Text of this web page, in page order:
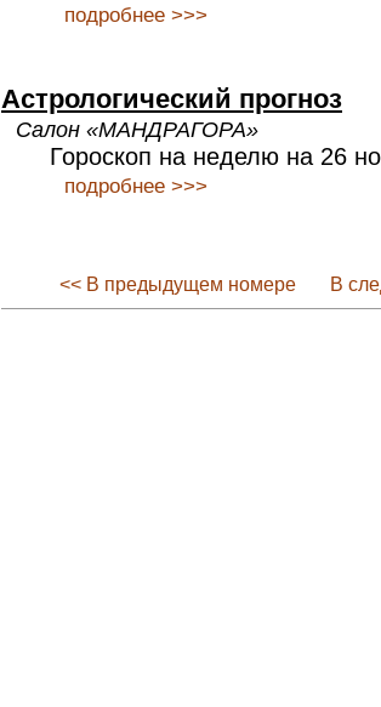
подробнее >>>
Астрологический прогноз
Салон «МАНДРАГОРА»
Гороскоп на неделю на 26
подробнее >>>
<< В предыдущем номере В